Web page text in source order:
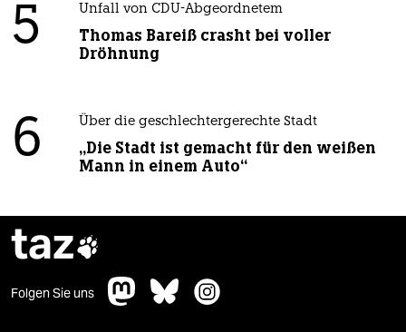
5 Unfall von CDU-Abgeordnetem
Thomas Bareiß crasht bei voller
Dröhnung
6 Über die geschlechtergerechte Stadt
„Die Stadt ist gemacht für den weißen
Mann in einem Auto“
taz
Folgen Sie uns